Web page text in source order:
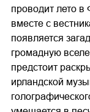
проводит лето в
вместе с
появляется
громадную
предстоит
ирландской